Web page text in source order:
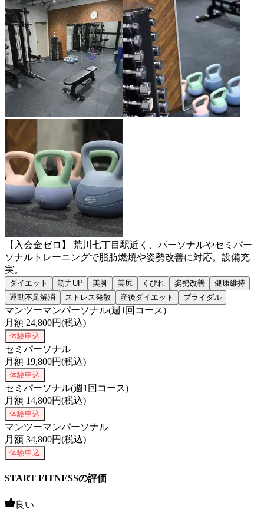
【入会金ゼロ】 荒川七丁目駅近く、パーソナルやセミパー
ソナルトレーニングで脂肪燃焼や姿勢改善に対応。設備充
実。
ダイエット 筋力UP 美脚 美尻 くびれ 姿勢改善
健康維持
運動不足解消
ストレス発散 産後ダイエット ブライダル
マンツーマンパーソナル(週1回コース)
月額 24,800円(税込)
体験申込
セミパーソナル
月額 19,800円(税込)
体験申込
セミパーソナル(週1回コース)
月額 14,800円(税込)
体験申込
マンツーマンパーソナル
月額 34,800円(税込)
体験申込
START FITNESSの評価
良い